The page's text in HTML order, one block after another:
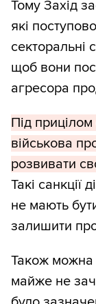
Тому Захід
які
секторальні
щоб вони
агресора
Під
військова
розвивати
Такі санкції
не мають
залишити
Також можна
майже не